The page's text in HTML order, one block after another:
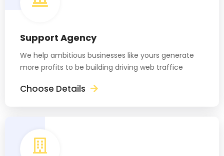
Support Agency
We help ambitious businesses like yours generate
more profits to be building driving web traffice
Choose Details